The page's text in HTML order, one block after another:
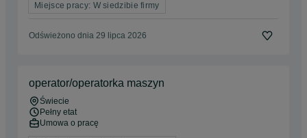
Miejsce pracy: W siedzibie firmy
Odświeżono dnia 29 lipca 2026
operator/operatorka maszyn
Świecie
Pełny etat
Umowa o pracę